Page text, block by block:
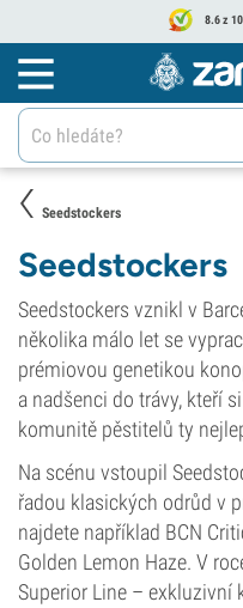
8.6 z
Seedstockers
Seedstockers
Seedstockers vznikl v
několika málo let se
prémiovou genetikou
a nadšenci do trávy, kteří
komunitě pěstitelů ty
Na scénu vstoupil
řadou klasických odrůd v
najdete například BCN
Golden Lemon Haze. V
Superior Line – exkluzivní